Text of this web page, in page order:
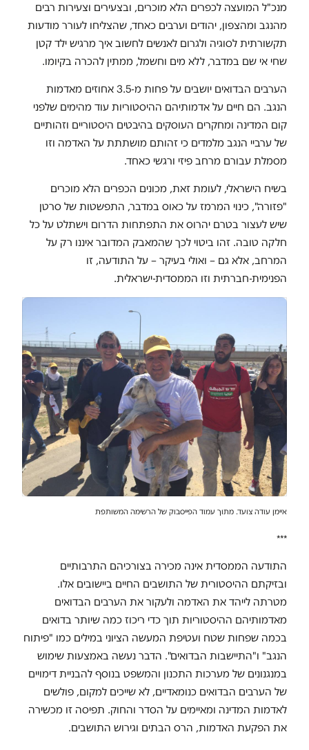
מנכ"ל המועצה לכפרים הלא מוכרים, ובצעירים וצעירות רבים
מהנגב ומהצפון, יהודים וערבים כאחד, שהצליחו לעורר מודעות
תקשורתית לסוגיה ולגרום לאנשים לחשוב איך מרגיש ילד קטן
שחי אי שם במדבר, ללא מים וחשמל, ממתין להכרה בקיומו.
הערבים הבדואים יושבים על פחות מ-3.5 אחוזים מאדמות
הנגב. הם חיים על אדמותיהם ההיסטוריות עוד מהימים שלפני
קום המדינה ומחקרים העוסקים בהיבטים היסטוריים וזהותיים
של ערביי הנגב מלמדים כי זהותם מושתתת על האדמה וזו
מסמלת עבורם מרחב פיזי ורגשי כאחד.
בשיח הישראלי, לעומת זאת, מכונים הכפרים הלא מוכרים
"פזורה", כינוי המרמז על כאוס במדבר, התפשטות של סרטן
שיש לעצור בטרם יהרוס את התפתחות הדרום וישתלט על כל
חלקה טובה. זהו ביטוי לכך שהמאבק המדובר איננו רק על
המרחב, אלא גם – ואולי בעיקר – על התודעה, זו
הפנימית-חברתית וזו הממסדית-ישראלית.
איימן עודה צועד. מתוך עמוד הפייסבוק של הרשימה המשותפת
***
התודעה הממסדית אינה מכירה בצורכיהם התרבותיים
ובזיקתם ההיסטורית של התושבים החיים ביישובים אלו.
מטרתה לייהד את האדמה ולעקור את הערבים הבדואים
מאדמותיהם ההיסטוריות תוך כדי ריכוז כמה שיותר בדואים
בכמה שפחות שטח ועטיפת המעשה הציוני במילים כמו "פיתוח
הנגב" ו"התיישבות הבדואים". הדבר נעשה באמצעות שימוש
במנגנונים של מערכות התכנון והמשפט בנוסף להבניית דימויים
של הערבים הבדואים כנומאדיים, לא שייכים למקום, פולשים
לאדמות המדינה ומאיימים על הסדר והחוק. תפיסה זו מכשירה
את הפקעת האדמות, הרס הבתים וגירוש התושבים.